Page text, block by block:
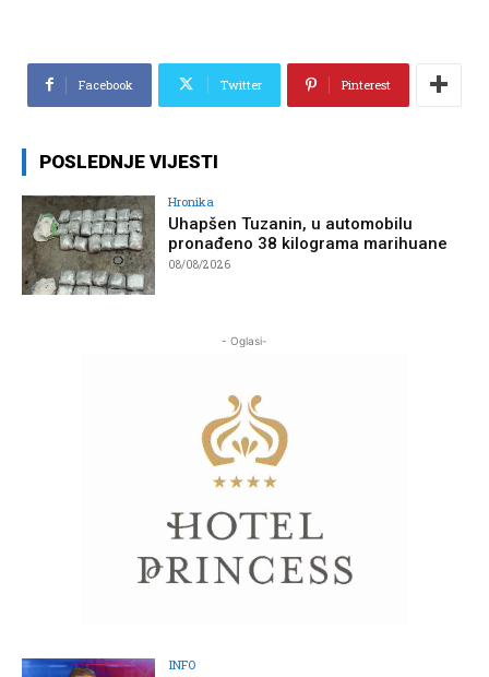
Facebook Twitter Pinterest
POSLEDNJE VIJESTI
Hronika
Uhapšen Tuzanin, u automobilu
pronađeno 38 kilograma marihuane
08/08/2026
- Oglasi-
INFO